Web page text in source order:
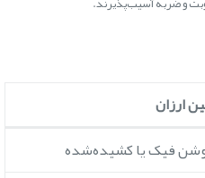
ارزان
فیک یا کشیده‌شده